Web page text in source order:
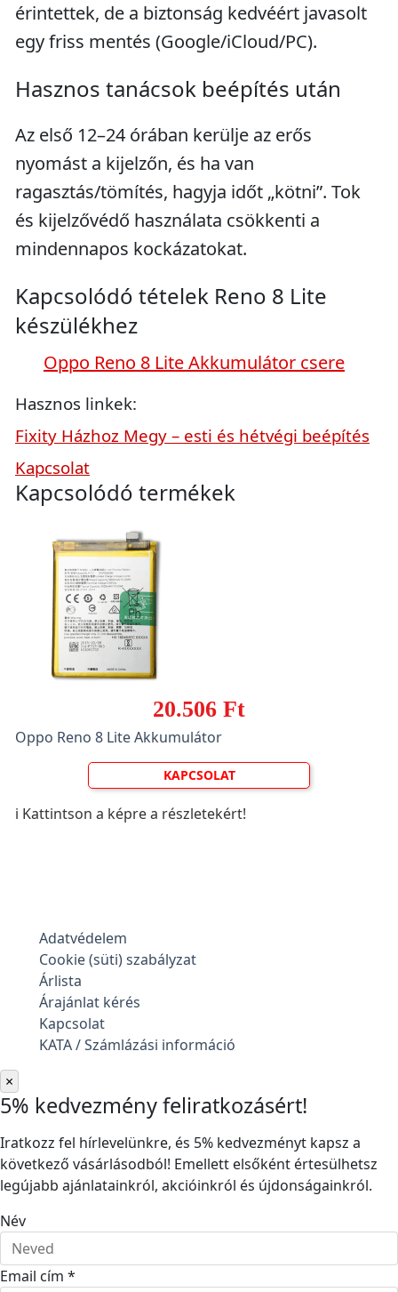
érintettek, de a biztonság kedvéért javasolt
egy friss mentés (Google/iCloud/PC).
Hasznos tanácsok beépítés után
Az első 12–24 órában kerülje az erős
nyomást a kijelzőn, és ha van
ragasztás/tömítés, hagyja időt „kötni”. Tok
és kijelzővédő használata csökkenti a
mindennapos kockázatokat.
Kapcsolódó tételek Reno 8 Lite
készülékhez
Oppo Reno 8 Lite Akkumulátor csere
Hasznos linkek:
Fixity Házhoz Megy – esti és hétvégi beépítés
Kapcsolat
Kapcsolódó termékek
20.506 Ft
Oppo Reno 8 Lite Akkumulátor
KAPCSOLAT
ℹ️ Kattintson a képre a részletekért!
Adatvédelem
Cookie (süti) szabályzat
Árlista
Árajánlat kérés
Kapcsolat
KATA / Számlázási információ
×
5% kedvezmény feliratkozásért!
Iratkozz fel hírlevelünkre, és 5% kedvezményt kapsz a
következő vásárlásodból! Emellett elsőként értesülhetsz
legújabb ajánlatainkról, akcióinkról és újdonságainkról.
Név
Email cím *